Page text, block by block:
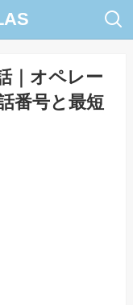
｜オペレー
番号と最短